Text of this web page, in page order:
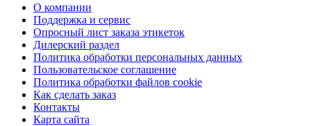
О компании
Поддержка и сервис
Опросный лист заказа этикеток
Дилерский раздел
Политика обработки персональных данных
Пользовательское соглашение
Политика обработки файлов cookie
Как сделать заказ
Контакты
Карта сайта